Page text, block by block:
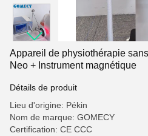
Appareil de physiothérapie
Neo + Instrument magnétique
Détails de produit
Lieu d'origine: Pékin
Nom de marque: GOMECY
Certification: CE CCC